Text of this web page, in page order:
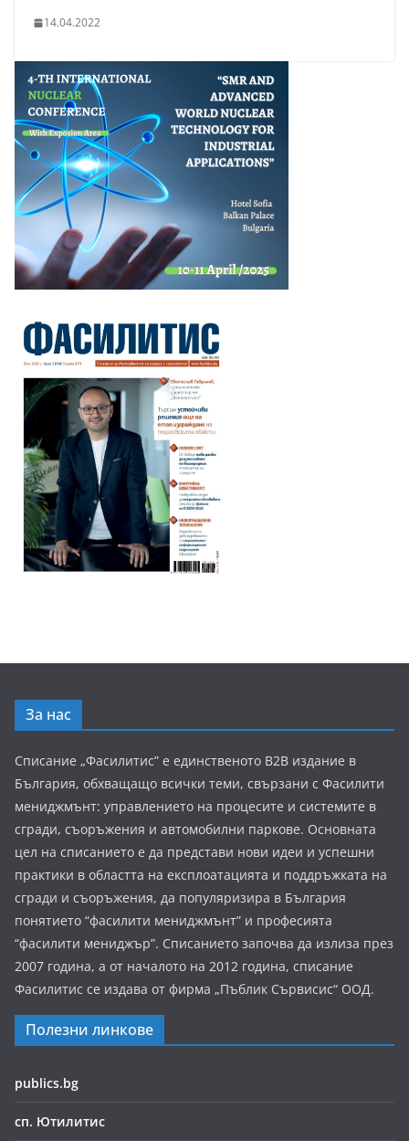
14.04.2022
За нас
Списание „Фасилитис” е единственото B2B издание в
България, обхващащо всички теми, свързани с Фасилити
мениджмънт: управлението на процесите и системите в
сгради, съоръжения и автомобилни паркове. Основната
цел на списанието е да представи нови идеи и успешни
практики в областта на експлоатацията и поддръжката на
сгради и съоръжения, да популяризира в България
понятието “фасилити мениджмънт” и професията
“фасилити мениджър”. Списанието започва да излиза през
2007 година, а от началото на 2012 година, списание
Фасилитис се издава от фирма „Пъблик Сървисис“ ООД.
Полезни линкове
publics.bg
сп. Ютилитис